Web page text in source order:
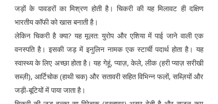
जड़ों के पावडरों का मिश्रण होती है। चिकरी की यह मिलावट ही दक्षिण
भारतीय कॉफी को खास बनाती है।
लेकिन चिकरी है क्या? यह मूलत: युरोप और एशिया में पाई जाने वाली एक
वनस्पति है। इसकी जड़ में इनुलिन नामक एक स्टार्ची पदार्थ होता है। यह
स्वास्थ्य के लिए अच्छा होता है। यह गेहूं, प्याज़, केले, लीक (हरी प्याज़ सरीखी
सब्ज़ी), आर्टिचोक (हाथी चक) और सतावरी सहित विभिन्न फलों, सब्ज़ियों और
जड़ी-बूटियों में पाया जाता है।